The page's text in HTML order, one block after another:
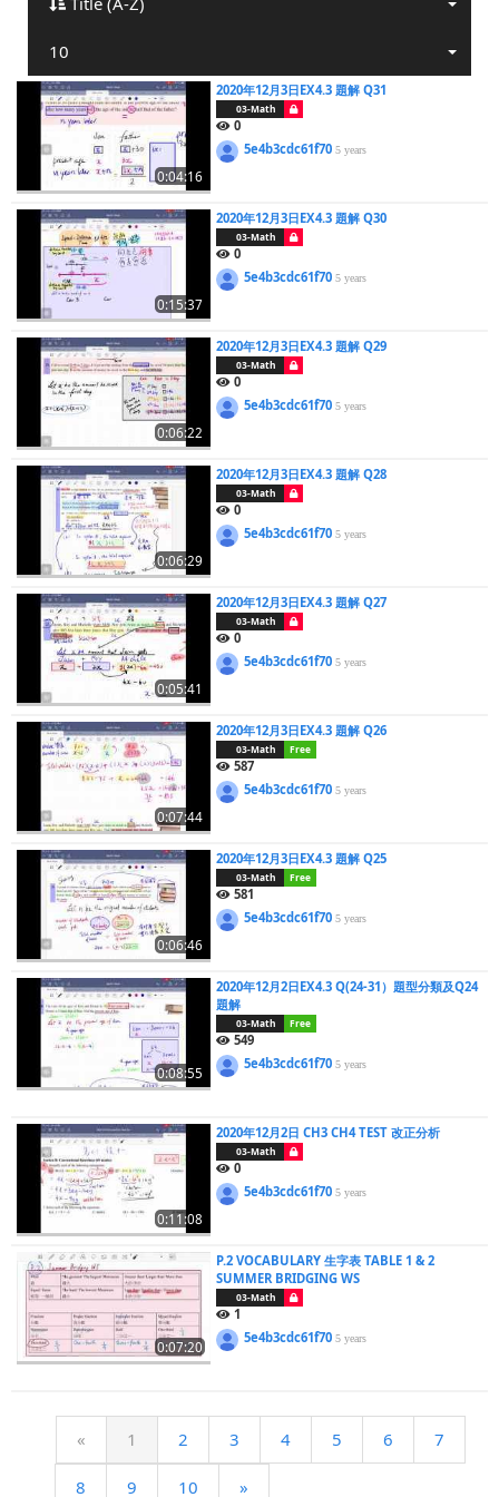
10
0:04:16
2020年12月3日EX4.3 題解 Q31
03-Math
0
5e4b3cdc61f705 years
0:15:37
2020年12月3日EX4.3 題解 Q30
03-Math
0
5e4b3cdc61f705 years
0:06:22
2020年12月3日EX4.3 題解 Q29
03-Math
0
5e4b3cdc61f705 years
0:06:29
2020年12月3日EX4.3 題解 Q28
03-Math
0
5e4b3cdc61f705 years
0:05:41
2020年12月3日EX4.3 題解 Q27
03-Math
0
5e4b3cdc61f705 years
0:07:44
2020年12月3日EX4.3 題解 Q26
03-Math Free
587
5e4b3cdc61f705 years
0:06:46
2020年12月3日EX4.3 題解 Q25
03-Math Free
581
5e4b3cdc61f705 years
0:08:55
2020年12月2日EX4.3 Q(24-31）題型分類及Q24
題解
03-Math Free
549
5e4b3cdc61f705 years
0:11:08
2020年12月2日 CH3 CH4 TEST 改正分析
03-Math
0
5e4b3cdc61f705 years
0:07:20
P.2 VOCABULARY 生字表 TABLE 1 & 2
SUMMER BRIDGING WS
03-Math
1
5e4b3cdc61f705 years
« 1 2 3 4 5 6 7
8 9 10 »